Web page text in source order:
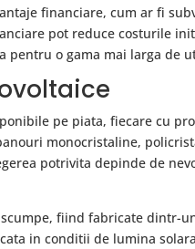
financiare, cum ar fi
pot reduce costurile
pentru o gama mai larga de
pe piata, fiecare cu
monocristaline,
potrivita depinde de
fiind fabricate dintr-
in conditii de lumina